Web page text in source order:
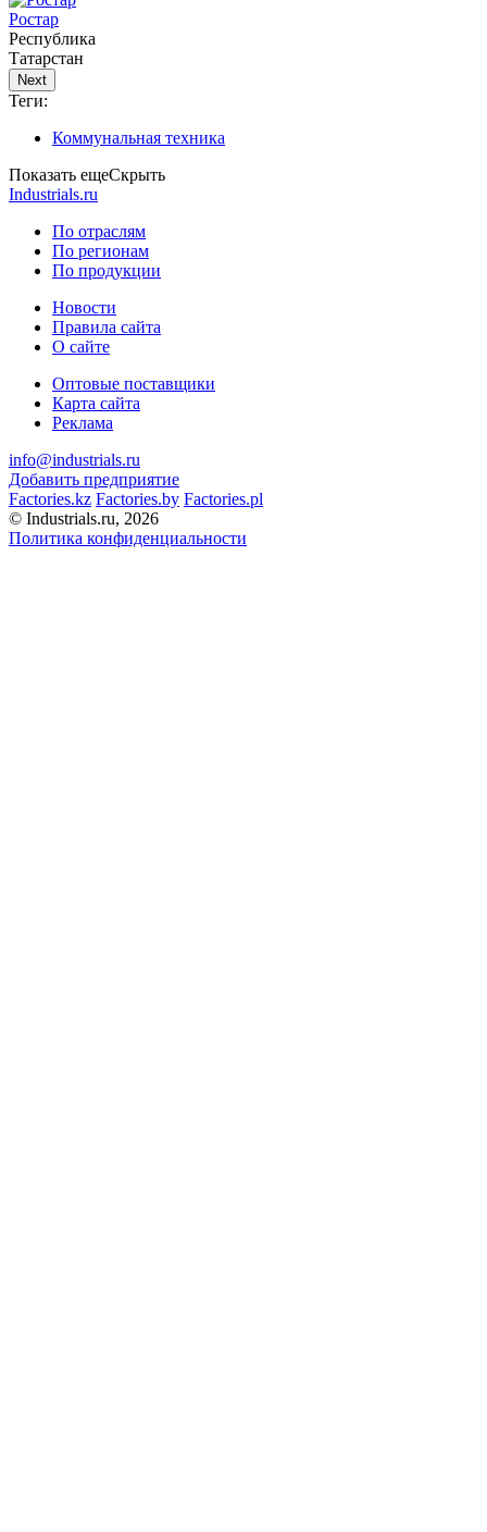
Ростар
Республика
Татарстан
Next
Теги:
Коммунальная техника
Показать ещеСкрыть
Industrials.ru
По отраслям
По регионам
По продукции
Новости
Правила сайта
О сайте
Оптовые поставщики
Карта сайта
Реклама
info@industrials.ru
Добавить предприятие
Factories.kz Factories.by Factories.pl
© Industrials.ru, 2026
Политика конфиденциальности